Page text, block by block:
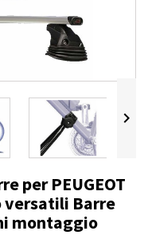

per PEUGEOT
versatili Barre
montaggio